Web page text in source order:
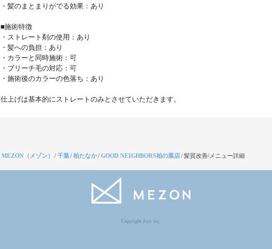
・髪のまとまりがでる効果：あり
■施術特徴
・ストレート剤の使用：あり
・髪への負担：あり
・カラーと同時施術：可
・ブリーチ毛の対応：可
・施術後のカラーの色落ち：あり
仕上げは基本的にストレートのみとさせていただきます。
MEZON（メゾン） /千葉/柏たなか/GOOD NEIGHBORS柏の葉店/髪質改善/メニュー詳細
Copyright Jocy inc.